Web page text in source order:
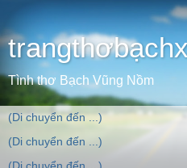
Tình thơ Bạch Vũng Nồm